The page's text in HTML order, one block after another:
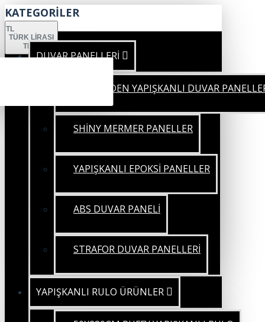
KATEGORİLER
TL
TÜRK LIRASI
TRY
DUVAR PANELLERİ
KENDİNDEN YAPIŞKANLI DUVAR
SHİNY MERMER PANELLER
YAPIŞKANLI EPOKSİ PANELLER
ABS DUVAR PANELİ
STRAFOR DUVAR PANELLERİ
YAPIŞKANLI RULO ÜRÜNLER